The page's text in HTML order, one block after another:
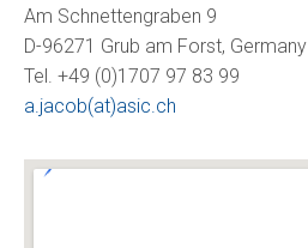
Am Schnettengraben 9
D-96271 Grub am Forst, Germany
Tel. +49 (0)1707 97 83 99
a.jacob(at)asic.ch